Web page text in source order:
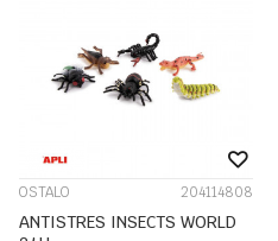
OSTALO 204114808
ANTISTRES INSECTS WORLD